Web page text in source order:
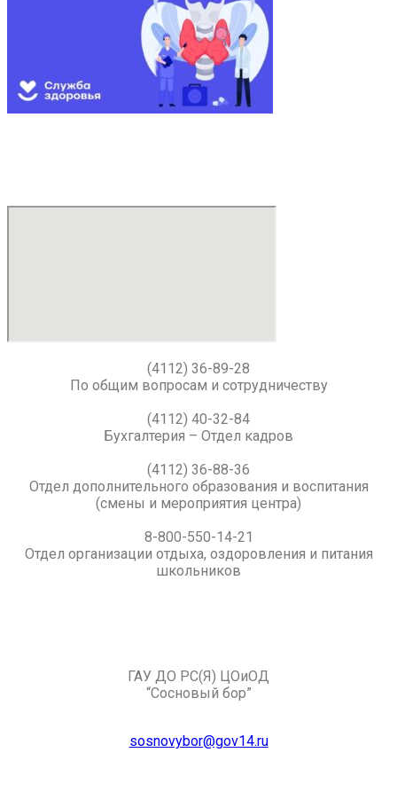
(4112) 36-89-28
По общим вопросам и сотрудничеству
(4112) 40-32-84
Бухгалтерия – Отдел кадров
(4112) 36-88-36
Отдел дополнительного образования и воспитания
(смены и мероприятия центра)
8-800-550-14-21
Отдел организации отдыха, оздоровления и питания
школьников
ГАУ ДО РС(Я) ЦОиОД
“Сосновый бор”
sosnovybor@gov14.ru